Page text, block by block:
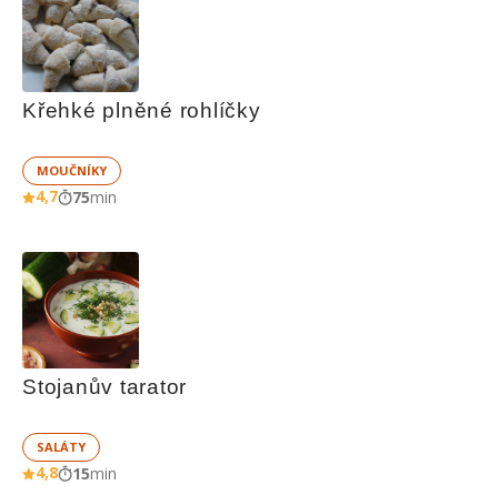
Křehké plněné rohlíčky
MOUČNÍKY
4,7 75min
Stojanův tarator
SALÁTY
4,8 15min